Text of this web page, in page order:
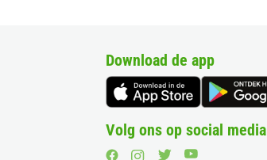
Download de app
Volg ons op social media